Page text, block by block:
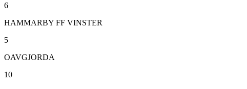
6
HAMMARBY FF VINSTER
5
OAVGJORDA
10